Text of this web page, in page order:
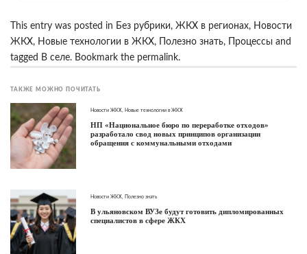
This entry was posted in Без рубрики, ЖКХ в регионах, Новости
ЖКХ, Новые технологии в ЖКХ, Полезно знать, Процессы and
tagged В селе. Bookmark the permalink.
ТАКЖЕ МОЖНО ПОЧИТАТЬ
Новости ЖКХ Новые технологии в ЖКХ
НП «Национальное бюро по переработке отходов»
разработало свод новых принципов организации
обращения с коммунальными отходами
Новости ЖКХ Полезно знать
В ульяновском ВУЗе будут готовить дипломированных
специалистов в сфере ЖКХ